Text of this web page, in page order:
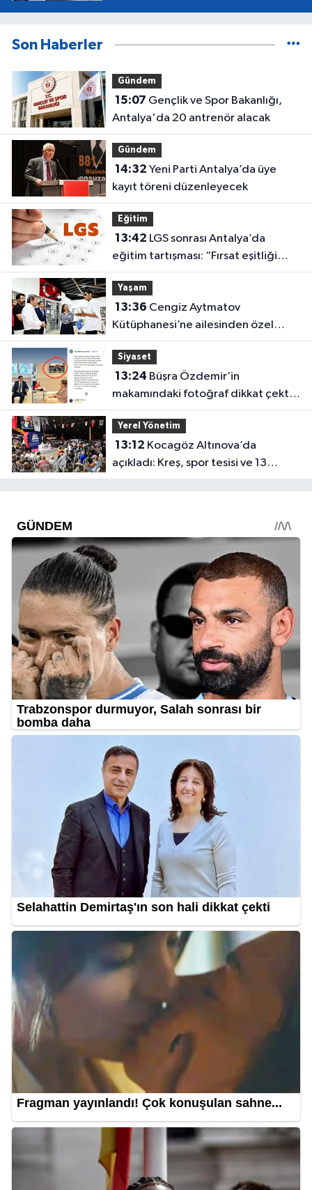
Son Haberler
Gündem
15:07
Antalya'da 20 antrenör alacak
Gündem
14:32
kayıt töreni düzenleyecek
Eğitim
13:42
eğitim tartışması: “Fırsat eşitliği
yok”
Yaşam
13:36
Kütüphanesi’ne ailesinden özel
bağış
Siyaset
13:24
makamındaki fotoğraf dikkat çekti:
Özgür Özel ve Muhittin Böcek!
Yerel Yönetim
13:12
açıkladı: Kreş, spor tesisi ve 13
dönümlük park geliyor